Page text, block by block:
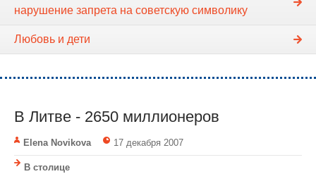
нарушение запрета на советскую символику
Любовь и дети
В Литве - 2650 миллионеров
Elena Novikova 17 декабря 2007
В столице